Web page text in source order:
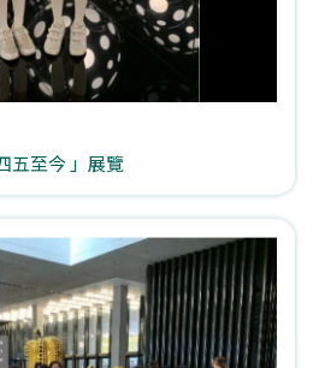
五至今 」展覽